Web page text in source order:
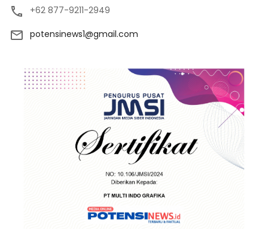
+62 877-9211-2949
potensinews1@gmail.com